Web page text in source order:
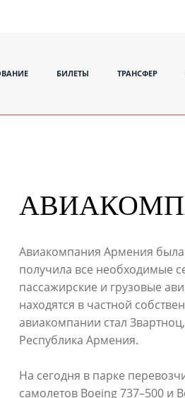
БИЛЕТЫ ТРАНСФЕР
Авиакомпания Армения была
получила все необходимые
пассажирские и грузовые
находятся в частной
авиакомпании стал
Республика Армения.
На сегодня в парке
самолетов Boeing 737–500 и